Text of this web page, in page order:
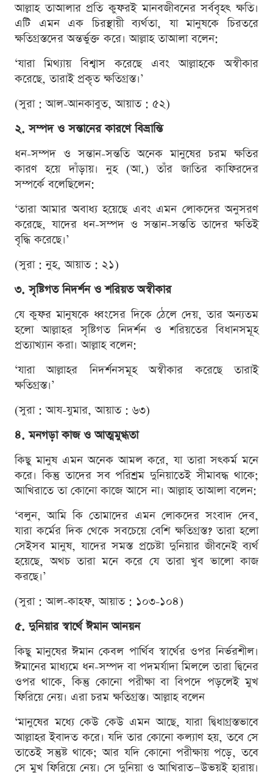
আল্লাহ তাআলার প্রতি কুফরই মানবজীবনের সর্ববৃহৎ ক্ষতি।
এটি এমন এক চিরস্থায়ী ব্যর্থতা, যা মানুষকে চিরতরে
ক্ষতিগ্রস্তদের অন্তর্ভুক্ত করে। আল্লাহ তাআলা বলেন:
‘যারা মিথ্যায় বিশ্বাস করেছে এবং আল্লাহকে অস্বীকার
করেছে, তারাই প্রকৃত ক্ষতিগ্রস্ত।’
(সুরা : আল-আনকাবুত, আয়াত : ৫২)
২. সম্পদ ও সন্তানের কারণে বিভ্রান্তি
ধন-সম্পদ ও সন্তান-সন্ততি অনেক মানুষের চরম ক্ষতির
কারণ হয়ে দাঁড়ায়। নুহ (আ.) তাঁর জাতির কাফিরদের
সম্পর্কে বলেছিলেন:
‘তারা আমার অবাধ্য হয়েছে এবং এমন লোকদের অনুসরণ
করেছে, যাদের ধন-সম্পদ ও সন্তান-সন্ততি তাদের ক্ষতিই
বৃদ্ধি করেছে।’
(সুরা : নুহ, আয়াত : ২১)
৩. সৃষ্টিগত নিদর্শন ও শরিয়ত অস্বীকার
যে কুফর মানুষকে ধ্বংসের দিকে ঠেলে দেয়, তার অন্যতম
হলো আল্লাহর সৃষ্টিগত নিদর্শন ও শরিয়তের বিধানসমূহ
প্রত্যাখ্যান করা। আল্লাহ বলেন:
‘যারা আল্লাহর নিদর্শনসমূহ অস্বীকার করেছে তারাই
ক্ষতিগ্রস্ত।’
(সুরা : আয-যুমার, আয়াত : ৬৩)
৪. মনগড়া কাজ ও আত্মমুগ্ধতা
কিছু মানুষ এমন অনেক আমল করে, যা তারা সৎকর্ম মনে
করে। কিন্তু তাদের সব পরিশ্রম দুনিয়াতেই সীমাবদ্ধ থাকে;
আখিরাতে তা কোনো কাজে আসে না। আল্লাহ তাআলা বলেন:
‘বলুন, আমি কি তোমাদের এমন লোকদের সংবাদ দেব,
যারা কর্মের দিক থেকে সবচেয়ে বেশি ক্ষতিগ্রস্ত? তারা হলো
সেইসব মানুষ, যাদের সমস্ত প্রচেষ্টা দুনিয়ার জীবনেই ব্যর্থ
হয়েছে, অথচ তারা মনে করে যে তারা খুব ভালো কাজ
করছে।’
(সুরা : আল-কাহফ, আয়াত : ১০৩-১০৪)
৫. দুনিয়ার স্বার্থে ঈমান আনয়ন
কিছু মানুষের ঈমান কেবল পার্থিব স্বার্থের ওপর নির্ভরশীল।
ঈমানের মাধ্যমে ধন-সম্পদ বা পদমর্যাদা মিললে তারা দ্বিনের
ওপর থাকে, কিন্তু কোনো পরীক্ষা বা বিপদে পড়লেই মুখ
ফিরিয়ে নেয়। এরা চরম ক্ষতিগ্রস্ত। আল্লাহ বলেন
‘মানুষের মধ্যে কেউ কেউ এমন আছে, যারা দ্বিধাগ্রস্তভাবে
আল্লাহর ইবাদত করে। যদি তার কোনো কল্যাণ হয়, তবে সে
তাতেই সন্তুষ্ট থাকে; আর যদি কোনো পরীক্ষায় পড়ে, তবে
সে মুখ ফিরিয়ে নেয়। সে দুনিয়া ও আখিরাত—উভয়ই হারায়।